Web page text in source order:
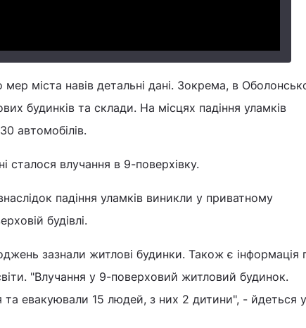
міста навів детальні дані. Зокрема, в
будинків та склади. На місцях падіння уламків
автомобілів.
влучання в 9-поверхівку.
падіння уламків виникли у приватному
будівлі.
зазнали житлові будинки. Також є інформація
"Влучання у 9-поверховий житловий будинок.
та евакуювали 15 людей, з них 2 дитини", - йдеться у